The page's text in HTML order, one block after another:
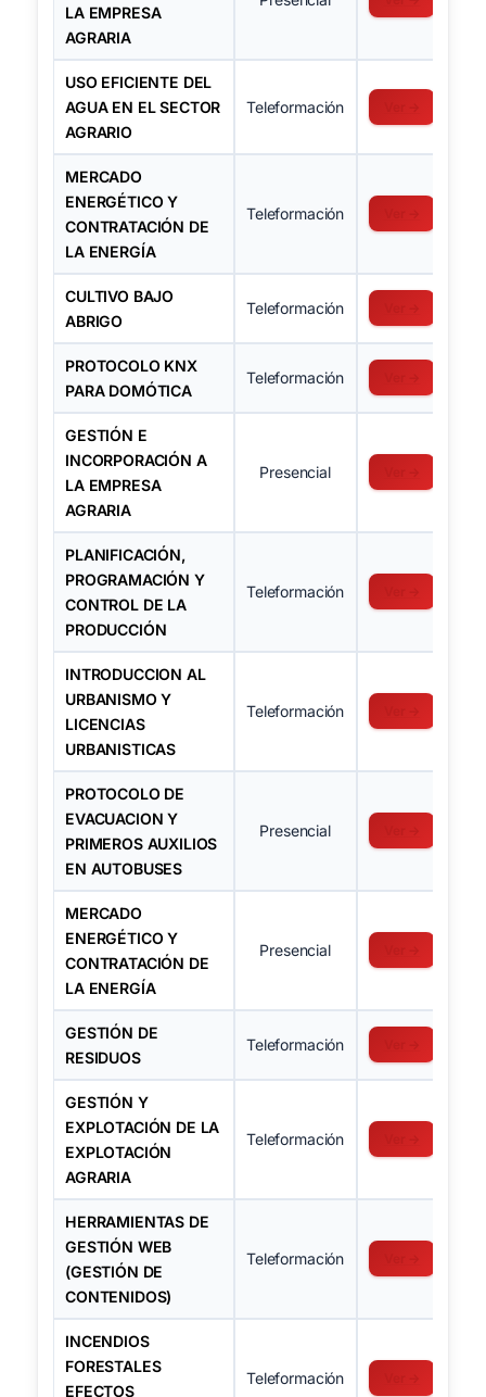
LA EMPRESA
AGRARIA
USO EFICIENTE DEL
AGUA EN EL SECTOR
AGRARIO
Teleformación
MERCADO
ENERGÉTICO Y
CONTRATACIÓN DE
LA ENERGÍA
Teleformación
CULTIVO BAJO
ABRIGO
Teleformación
PROTOCOLO KNX
PARA DOMÓTICA
Teleformación
GESTIÓN E
INCORPORACIÓN A
LA EMPRESA
AGRARIA
Presencial
PLANIFICACIÓN,
PROGRAMACIÓN Y
CONTROL DE LA
PRODUCCIÓN
Teleformación
INTRODUCCION AL
URBANISMO Y
LICENCIAS
URBANISTICAS
Teleformación
PROTOCOLO DE
EVACUACION Y
PRIMEROS AUXILIOS
EN AUTOBUSES
Presencial
MERCADO
ENERGÉTICO Y
CONTRATACIÓN DE
LA ENERGÍA
Presencial
GESTIÓN DE
RESIDUOS
Teleformación
GESTIÓN Y
EXPLOTACIÓN DE LA
EXPLOTACIÓN
AGRARIA
Teleformación
HERRAMIENTAS DE
GESTIÓN WEB
(GESTIÓN DE
CONTENIDOS)
Teleformación
INCENDIOS
FORESTALES
EFECTOS
Teleformación